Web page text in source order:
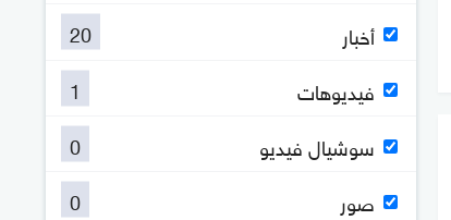
أخبار
20
فيديوهات
1
سوشيال فيديو
0
صور
0